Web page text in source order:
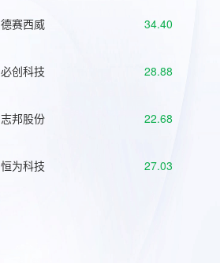
德赛西威 34.40
必创科技 28.88
志邦股份 22.68
恒为科技 27.03